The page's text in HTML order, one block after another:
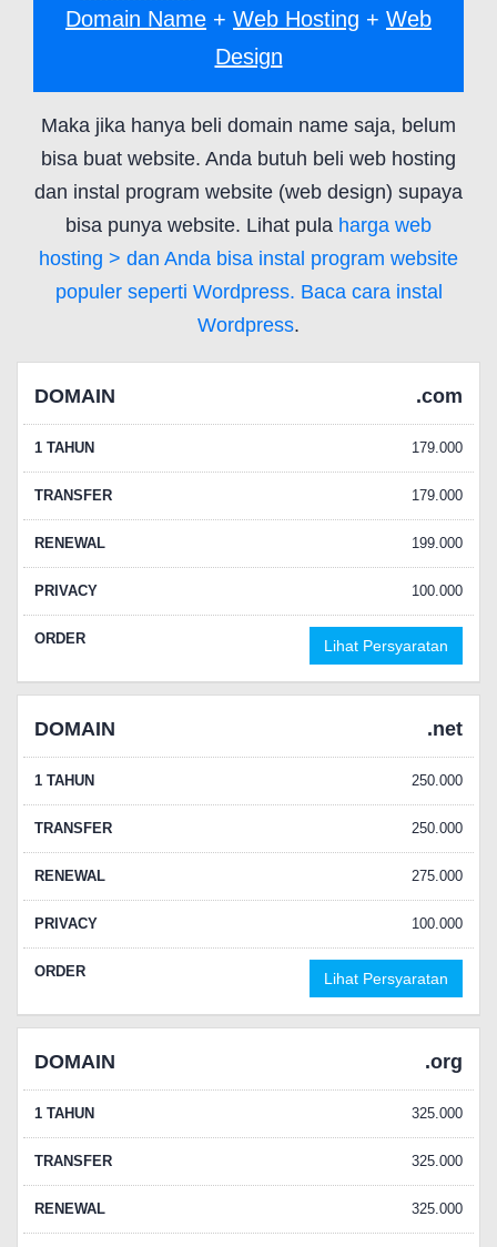
Domain Name + Web Hosting + Web
Design
Maka jika hanya beli domain name saja, belum
bisa buat website. Anda butuh beli web hosting
dan instal program website (web design) supaya
bisa punya website. Lihat pula harga web
hosting > dan Anda bisa instal program website
populer seperti Wordpress. Baca cara instal
Wordpress.
DOMAIN .com
1 TAHUN 179.000
TRANSFER 179.000
RENEWAL 199.000
PRIVACY 100.000
ORDER Lihat Persyaratan
DOMAIN .net
1 TAHUN 250.000
TRANSFER 250.000
RENEWAL 275.000
PRIVACY 100.000
ORDER Lihat Persyaratan
DOMAIN .org
1 TAHUN 325.000
TRANSFER 325.000
RENEWAL 325.000